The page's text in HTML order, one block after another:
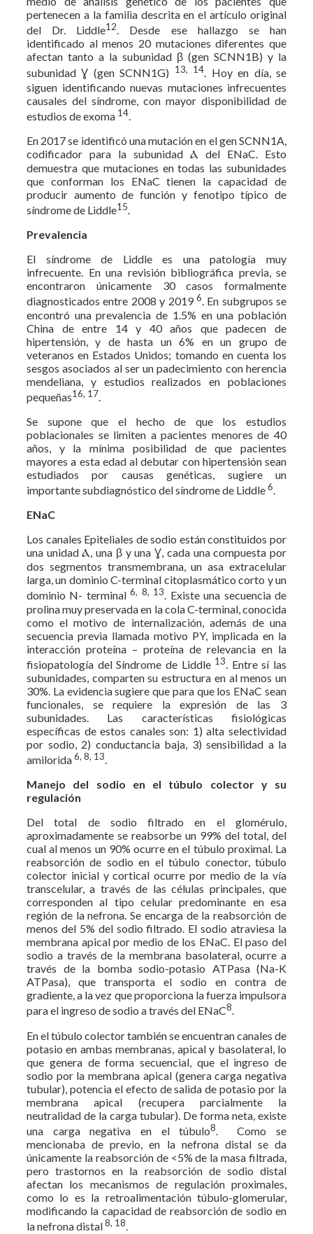
pertenecen a la familia descrita en el artículo original
del Dr. Liddle12. Desde ese hallazgo se han
identificado al menos 20 mutaciones diferentes que
afectan tanto a la subunidad β (gen SCNN1B) y la
subunidad Ɣ (gen SCNN1G)
13, 14. Hoy en día, se
siguen identificando nuevas mutaciones infrecuentes
causales del síndrome, con mayor disponibilidad de
estudios de exoma 14.
En 2017 se identificó una mutación en el gen SCNN1A,
codificador para la subunidad Ⲁ del ENaC. Esto
demuestra que mutaciones en todas las subunidades
que conforman los ENaC tienen la capacidad de
producir aumento de función y fenotipo típico de
síndrome de Liddle15.
Prevalencia
El síndrome de Liddle es una patología muy
infrecuente. En una revisión bibliográfica previa, se
encontraron únicamente 30 casos formalmente
diagnosticados entre 2008 y 20196. En subgrupos se
encontró una prevalencia de 1.5% en una población
China de entre 14 y 40 años que padecen de
hipertensión, y de hasta un 6% en un grupo de
veteranos en Estados Unidos; tomando en cuenta los
sesgos asociados al ser un padecimiento con herencia
mendeliana, y estudios realizados en poblaciones
pequeñas16, 17.
Se supone que el hecho de que los estudios
poblacionales se limiten a pacientes menores de 40
años, y la mínima posibilidad de que pacientes
mayores a esta edad al debutar con hipertensión sean
estudiados por causas genéticas, sugiere un
importante subdiagnóstico del síndrome de Liddle6.
ENaC
Los canales Epiteliales de sodio están constituidos por
una unidad Ⲁ, una β y una Ɣ, cada una compuesta por
dos segmentos transmembrana, un asa extracelular
larga, un dominio C-terminal citoplasmático corto y un
dominio N- terminal6, 8, 13. Existe una secuencia de
prolina muy preservada en la cola C-terminal, conocida
como el motivo de internalización, además de una
secuencia previa llamada motivo PY, implicada en la
interacción proteína – proteína de relevancia en la
fisiopatología del Síndrome de Liddle 13. Entre sí las
subunidades, comparten su estructura en al menos un
30%. La evidencia sugiere que para que los ENaC sean
funcionales, se requiere la expresión de las 3
subunidades. Las características fisiológicas
específicas de estos canales son: 1) alta selectividad
por sodio, 2) conductancia baja, 3) sensibilidad a la
amilorida6, 8, 13.
Manejo del sodio en el túbulo colector y su
regulación
Del total de sodio filtrado en el glomérulo,
aproximadamente se reabsorbe un 99% del total, del
cual al menos un 90% ocurre en el túbulo proximal. La
reabsorción de sodio en el túbulo conector, túbulo
colector inicial y cortical ocurre por medio de la vía
transcelular, a través de las células principales, que
corresponden al tipo celular predominante en esa
región de la nefrona. Se encarga de la reabsorción de
menos del 5% del sodio filtrado. El sodio atraviesa la
membrana apical por medio de los ENaC. El paso del
sodio a través de la membrana basolateral, ocurre a
través de la bomba sodio-potasio ATPasa (Na-K
ATPasa), que transporta el sodio en contra de
gradiente, a la vez que proporciona la fuerza impulsora
para el ingreso de sodio a través del ENaC8.
En el túbulo colector también se encuentran canales de
potasio en ambas membranas, apical y basolateral, lo
que genera de forma secuencial, que el ingreso de
sodio por la membrana apical (genera carga negativa
tubular), potencia el efecto de salida de potasio por la
membrana apical (recupera parcialmente la
neutralidad de la carga tubular). De forma neta, existe
una carga negativa en el túbulo8. Como se
mencionaba de previo, en la nefrona distal se da
únicamente la reabsorción de <5% de la masa filtrada,
pero trastornos en la reabsorción de sodio distal
afectan los mecanismos de regulación proximales,
como lo es la retroalimentación túbulo-glomerular,
modificando la capacidad de reabsorción de sodio en
la nefrona distal8, 18.